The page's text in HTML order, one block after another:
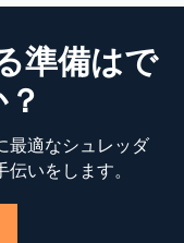
準備はで
最適なシュレッダ
いをします。